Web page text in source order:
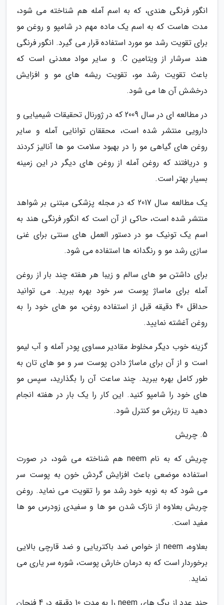
انگور فرنگی هندی، که به اسم آمله هم شناخته می شود،
مدت هاست که به اسم یک ماده مهم در شامپو و روغن مو
برای تقویت رشد مو مورد استفاده قرار می گیرد. انگور فرنگی
هند سرشار از ویتامین C. و سایر مواد معدنی است که
باعث تقویت رشد مو، تقویت ریشه های مو و افزایش
درخشش آن ها می شود.
در مطالعه ای در سال 2009 که در ژورنال تحقیقات شیمیایی و
دارویی منتشر شده است، محققان توانایی آمله و سایر
روغن های گیاهی مو را در بهبود سلامت مو ها آنالیز کردند
و دریافتند که روغن آمله از روغن های دیگر در این زمینه
بسیار بهتر است.
یک مطالعه سال 2017 که در مجله پزشکی مبتنی بر شواهد
منتشر شده است، حاکی از آن است که انگور فرنگی هند به
اسم یک تونیک مو در دستور العمل های سنتی برای غنی
سازی رشد مو و رنگدانه ها استفاده می شود.
برای داشتن مو های سالم و زیبا هر هفته چند بار از روغن
آمله برای ماساژ پوست سر خود بهره ببرید. می توانید
حداقل 40 دقیقه قبل از استفاده روغن، مو های خود را به
روغن آغشته نمایید.
گزینه خوب دیگر مخلوط مقادیر مساوی پودر آمله و آب لیمو
است و از آن برای ماساژ دادن پوست سر و مو های تان به
طور کامل بهره ببرید. چند ساعت آن را بگذارید، سپس مو
های خود را شامپو کنید. این کار را یک بار در هفته انجام
دهید تا ریزش مو کنترل شود.
5. چریش
چریش که به نام neem هم شناخته می شود، در صورت
استفاده موضعی باعث افزایش گردش خون به پوست سر
می شود که به نوبه خود رشد مو را تقویت می نماید. روغن
چریش بعلاوه از نازک شدن مو ها و سفیدی زودرس مو ها
مفید است.
بعلاوه، neem از خواص ضد باکتریایی و ضد قارچی بالایی
برخوردار است که به درمان خارش پوست، شوره سر یاری می
نماید.